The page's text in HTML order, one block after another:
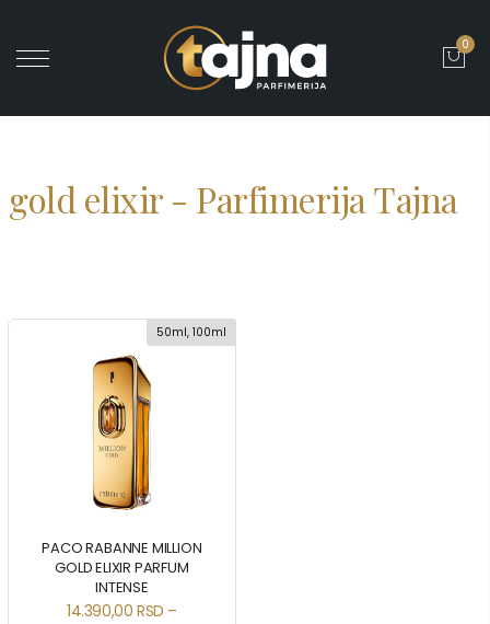
0
gold elixir - Parfimerija Tajna
50ml, 100ml
PACO RABANNE MILLION
GOLD ELIXIR PARFUM
INTENSE
14.390,00 RSD –